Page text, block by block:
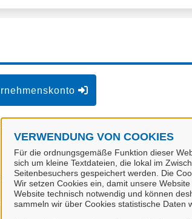
VERWENDUNG VON COOKIES
Für die ordnungsgemäße Funktion dieser
sich um kleine Textdateien, die lokal im
Seitenbesuchers gespeichert werden. Die
Wir setzen Cookies ein, damit unsere
Website technisch notwendig und können
sammeln wir über Cookies statistische Daten
von Organisationen, insbesondere:
sind.
Abs. 4 Verwaltungsverfahrensgesetz